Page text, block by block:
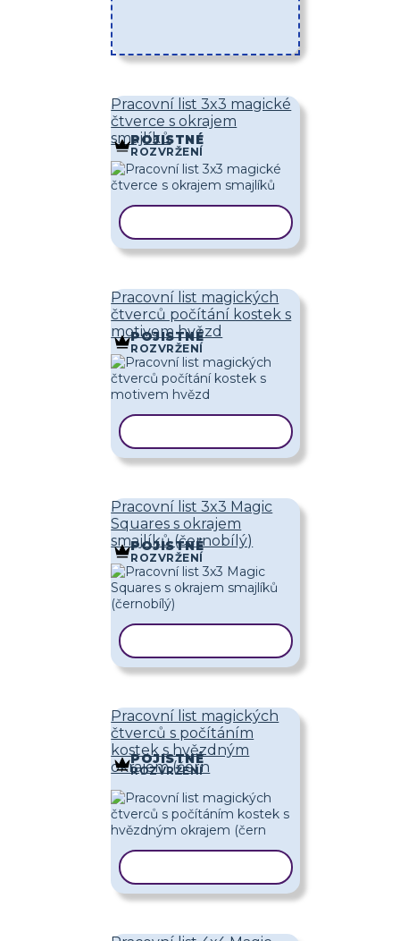
Pracovní list 3x3 magické
čtverce s okrajem
smajlíků
POJISTNÉ
ROZVRŽENÍ
Pracovní list magických
čtverců počítání kostek s
motivem hvězd
POJISTNÉ
ROZVRŽENÍ
Pracovní list 3x3 Magic
Squares s okrajem
smajlíků (černobílý)
POJISTNÉ
ROZVRŽENÍ
Pracovní list magických
čtverců s počítáním
kostek s hvězdným
okrajem (čern
POJISTNÉ
ROZVRŽENÍ